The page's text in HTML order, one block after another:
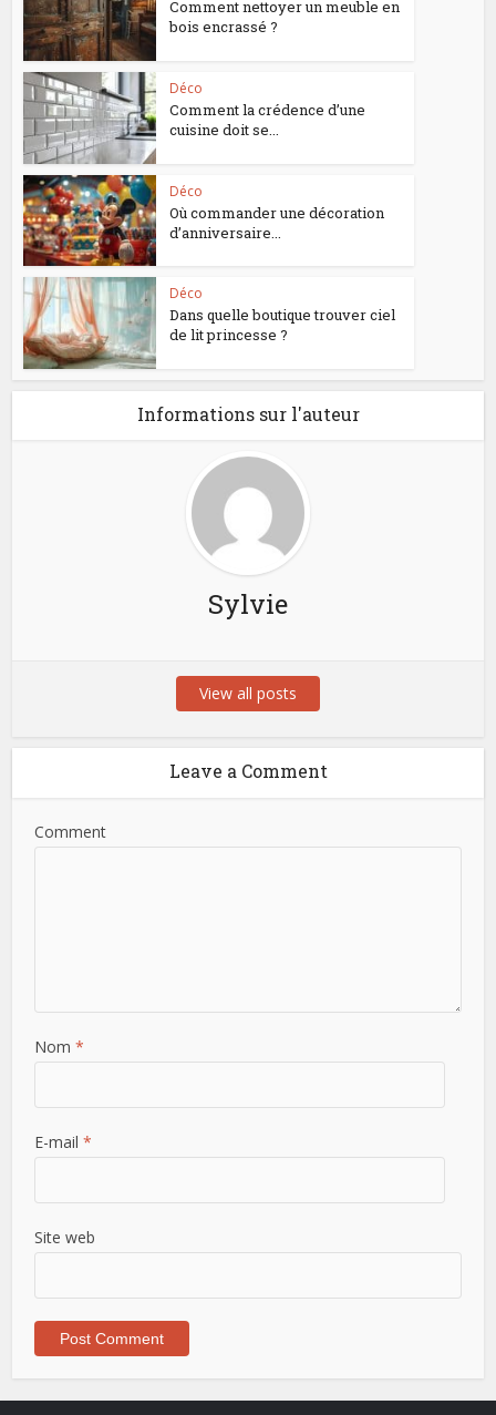
Comment nettoyer un meuble en
bois encrassé ?
Déco
Comment la crédence d’une
cuisine doit se...
Déco
Où commander une décoration
d’anniversaire...
Déco
Dans quelle boutique trouver ciel
de lit princesse ?
Informations sur l'auteur
Sylvie
View all posts
Leave a Comment
Comment
Nom*
E-mail*
Site web